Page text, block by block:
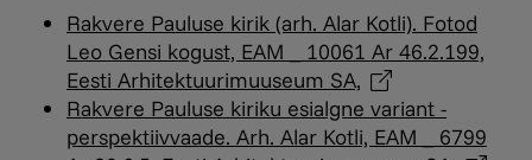
Rakvere Pauluse kirik (arh. Alar Kotli). Fotod
Leo Gensi kogust, EAM _ 10061 Ar 46.2.199,
Eesti Arhitektuurimuuseum SA,
Rakvere Pauluse kiriku esialgne variant -
perspektiivvaade. Arh. Alar Kotli, EAM _ 6799